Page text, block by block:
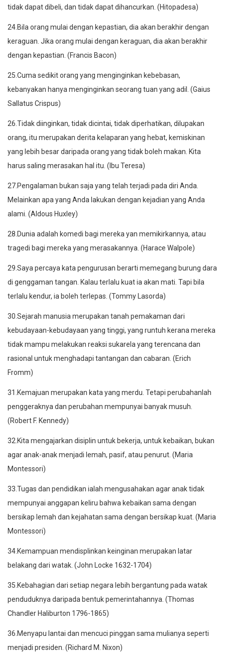
tidak dapat dibeli, dan tidak dapat dihancurkan. (Hitopadesa)
24.Bila orang mulai dengan kepastian, dia akan berakhir dengan
keraguan. Jika orang mulai dengan keraguan, dia akan berakhir
dengan kepastian. (Francis Bacon)
25.Cuma sedikit orang yang menginginkan kebebasan,
kebanyakan hanya menginginkan seorang tuan yang adil. (Gaius
Sallatus Crispus)
26.Tidak diinginkan, tidak dicintai, tidak diperhatikan, dilupakan
orang, itu merupakan derita kelaparan yang hebat, kemiskinan
yang lebih besar daripada orang yang tidak boleh makan. Kita
harus saling merasakan hal itu. (Ibu Teresa)
27.Pengalaman bukan saja yang telah terjadi pada diri Anda.
Melainkan apa yang Anda lakukan dengan kejadian yang Anda
alami. (Aldous Huxley)
28.Dunia adalah komedi bagi mereka yan memikirkannya, atau
tragedi bagi mereka yang merasakannya. (Harace Walpole)
29.Saya percaya kata pengurusan berarti memegang burung dara
di genggaman tangan. Kalau terlalu kuat ia akan mati. Tapi bila
terlalu kendur, ia boleh terlepas. (Tommy Lasorda)
30.Sejarah manusia merupakan tanah pemakaman dari
kebudayaan-kebudayaan yang tinggi, yang runtuh kerana mereka
tidak mampu melakukan reaksi sukarela yang terencana dan
rasional untuk menghadapi tantangan dan cabaran. (Erich
Fromm)
31.Kemajuan merupakan kata yang merdu. Tetapi perubahanlah
penggeraknya dan perubahan mempunyai banyak musuh.
(Robert F. Kennedy)
32.Kita mengajarkan disiplin untuk bekerja, untuk kebaikan, bukan
agar anak-anak menjadi lemah, pasif, atau penurut. (Maria
Montessori)
33.Tugas dan pendidikan ialah mengusahakan agar anak tidak
mempunyai anggapan keliru bahwa kebaikan sama dengan
bersikap lemah dan kejahatan sama dengan bersikap kuat. (Maria
Montessori)
34.Kemampuan mendisplinkan keinginan merupakan latar
belakang dari watak. (John Locke 1632-1704)
35.Kebahagian dari setiap negara lebih bergantung pada watak
penduduknya daripada bentuk pemerintahannya. (Thomas
Chandler Haliburton 1796-1865)
36.Menyapu lantai dan mencuci pinggan sama mulianya seperti
menjadi presiden. (Richard M. Nixon)